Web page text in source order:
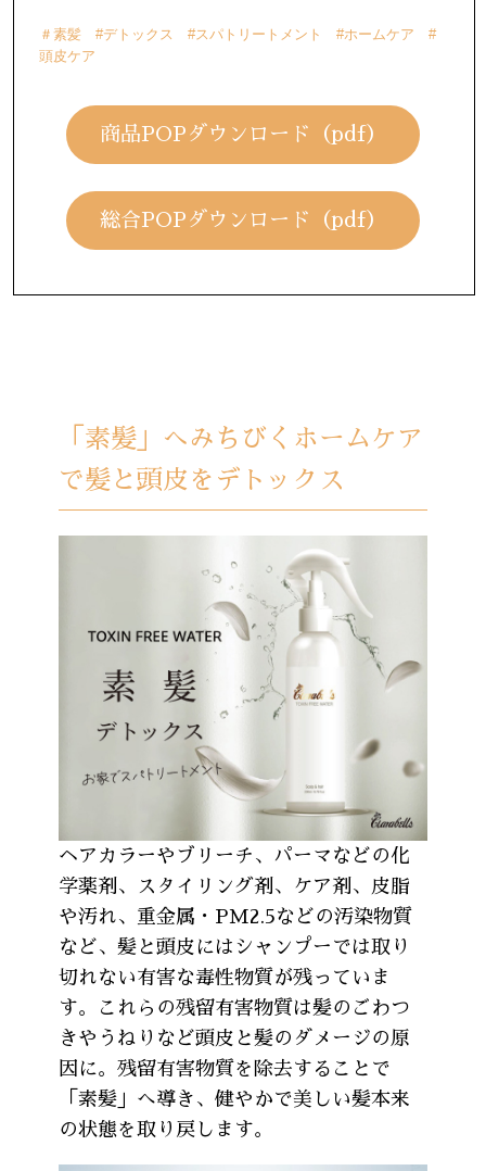
＃素髪 #デトックス #スパトリートメント #ホームケア #
頭皮ケア
商品POPダウンロード（pdf）
総合POPダウンロード（pdf）
「素髪」へみちびくホームケア
で髪と頭皮をデトックス
ヘアカラーやブリーチ、パーマなどの化
学薬剤、スタイリング剤、ケア剤、皮脂
や汚れ、重金属・PM2.5などの汚染物質
など、髪と頭皮にはシャンプーでは取り
切れない有害な毒性物質が残っていま
す。これらの残留有害物質は髪のごわつ
きやうねりなど頭皮と髪のダメージの原
因に。残留有害物質を除去することで
「素髪」へ導き、健やかで美しい髪本来
の状態を取り戻します。